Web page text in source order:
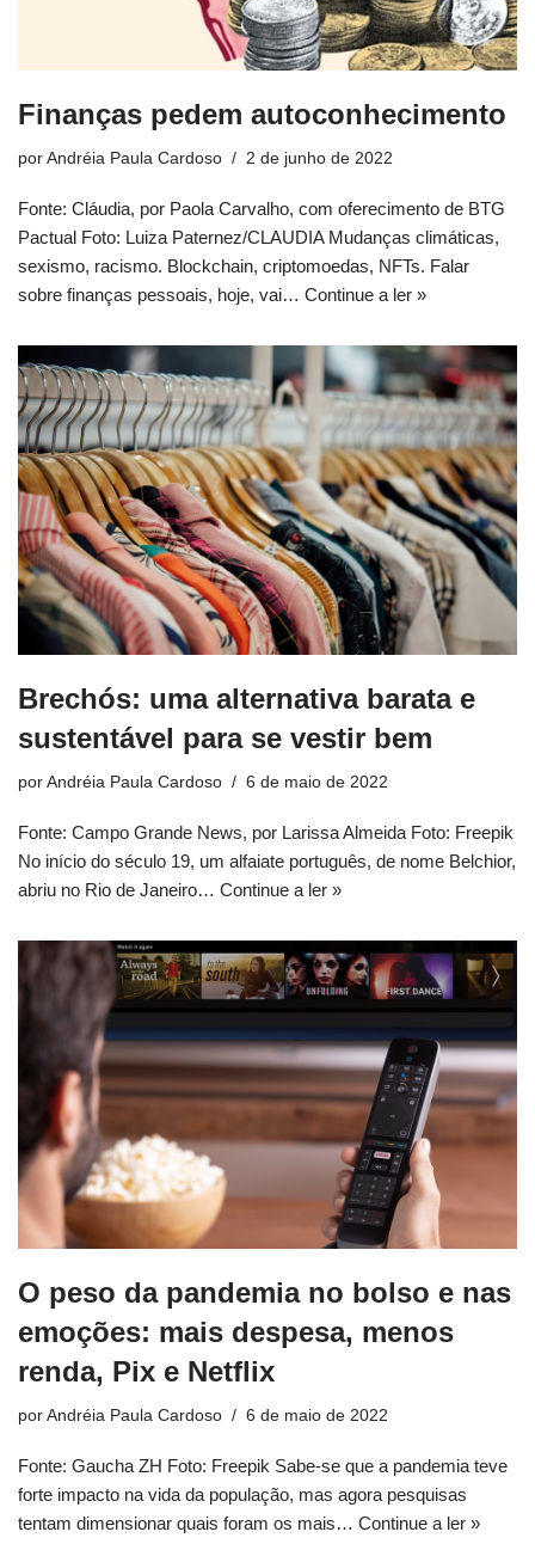
Finanças pedem autoconhecimento
por Andréia Paula Cardoso 2 de junho de 2022
Fonte: Cláudia, por Paola Carvalho, com oferecimento de BTG
Pactual Foto: Luiza Paternez/CLAUDIA Mudanças climáticas,
sexismo, racismo. Blockchain, criptomoedas, NFTs. Falar
sobre finanças pessoais, hoje, vai… Continue a ler »
Brechós: uma alternativa barata e
sustentável para se vestir bem
por Andréia Paula Cardoso 6 de maio de 2022
Fonte: Campo Grande News, por Larissa Almeida Foto: Freepik
No início do século 19, um alfaiate português, de nome Belchior,
abriu no Rio de Janeiro… Continue a ler »
O peso da pandemia no bolso e nas
emoções: mais despesa, menos
renda, Pix e Netflix
por Andréia Paula Cardoso 6 de maio de 2022
Fonte: Gaucha ZH Foto: Freepik Sabe-se que a pandemia teve
forte impacto na vida da população, mas agora pesquisas
tentam dimensionar quais foram os mais… Continue a ler »